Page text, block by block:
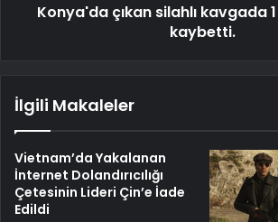
Konya'da çıkan silahlı kavgada 1
kaybetti.
İlgili Makaleler
Vietnam’da Yakalanan
İnternet Dolandırıcılığı
Çetesinin Lideri Çin’e İade
Edildi